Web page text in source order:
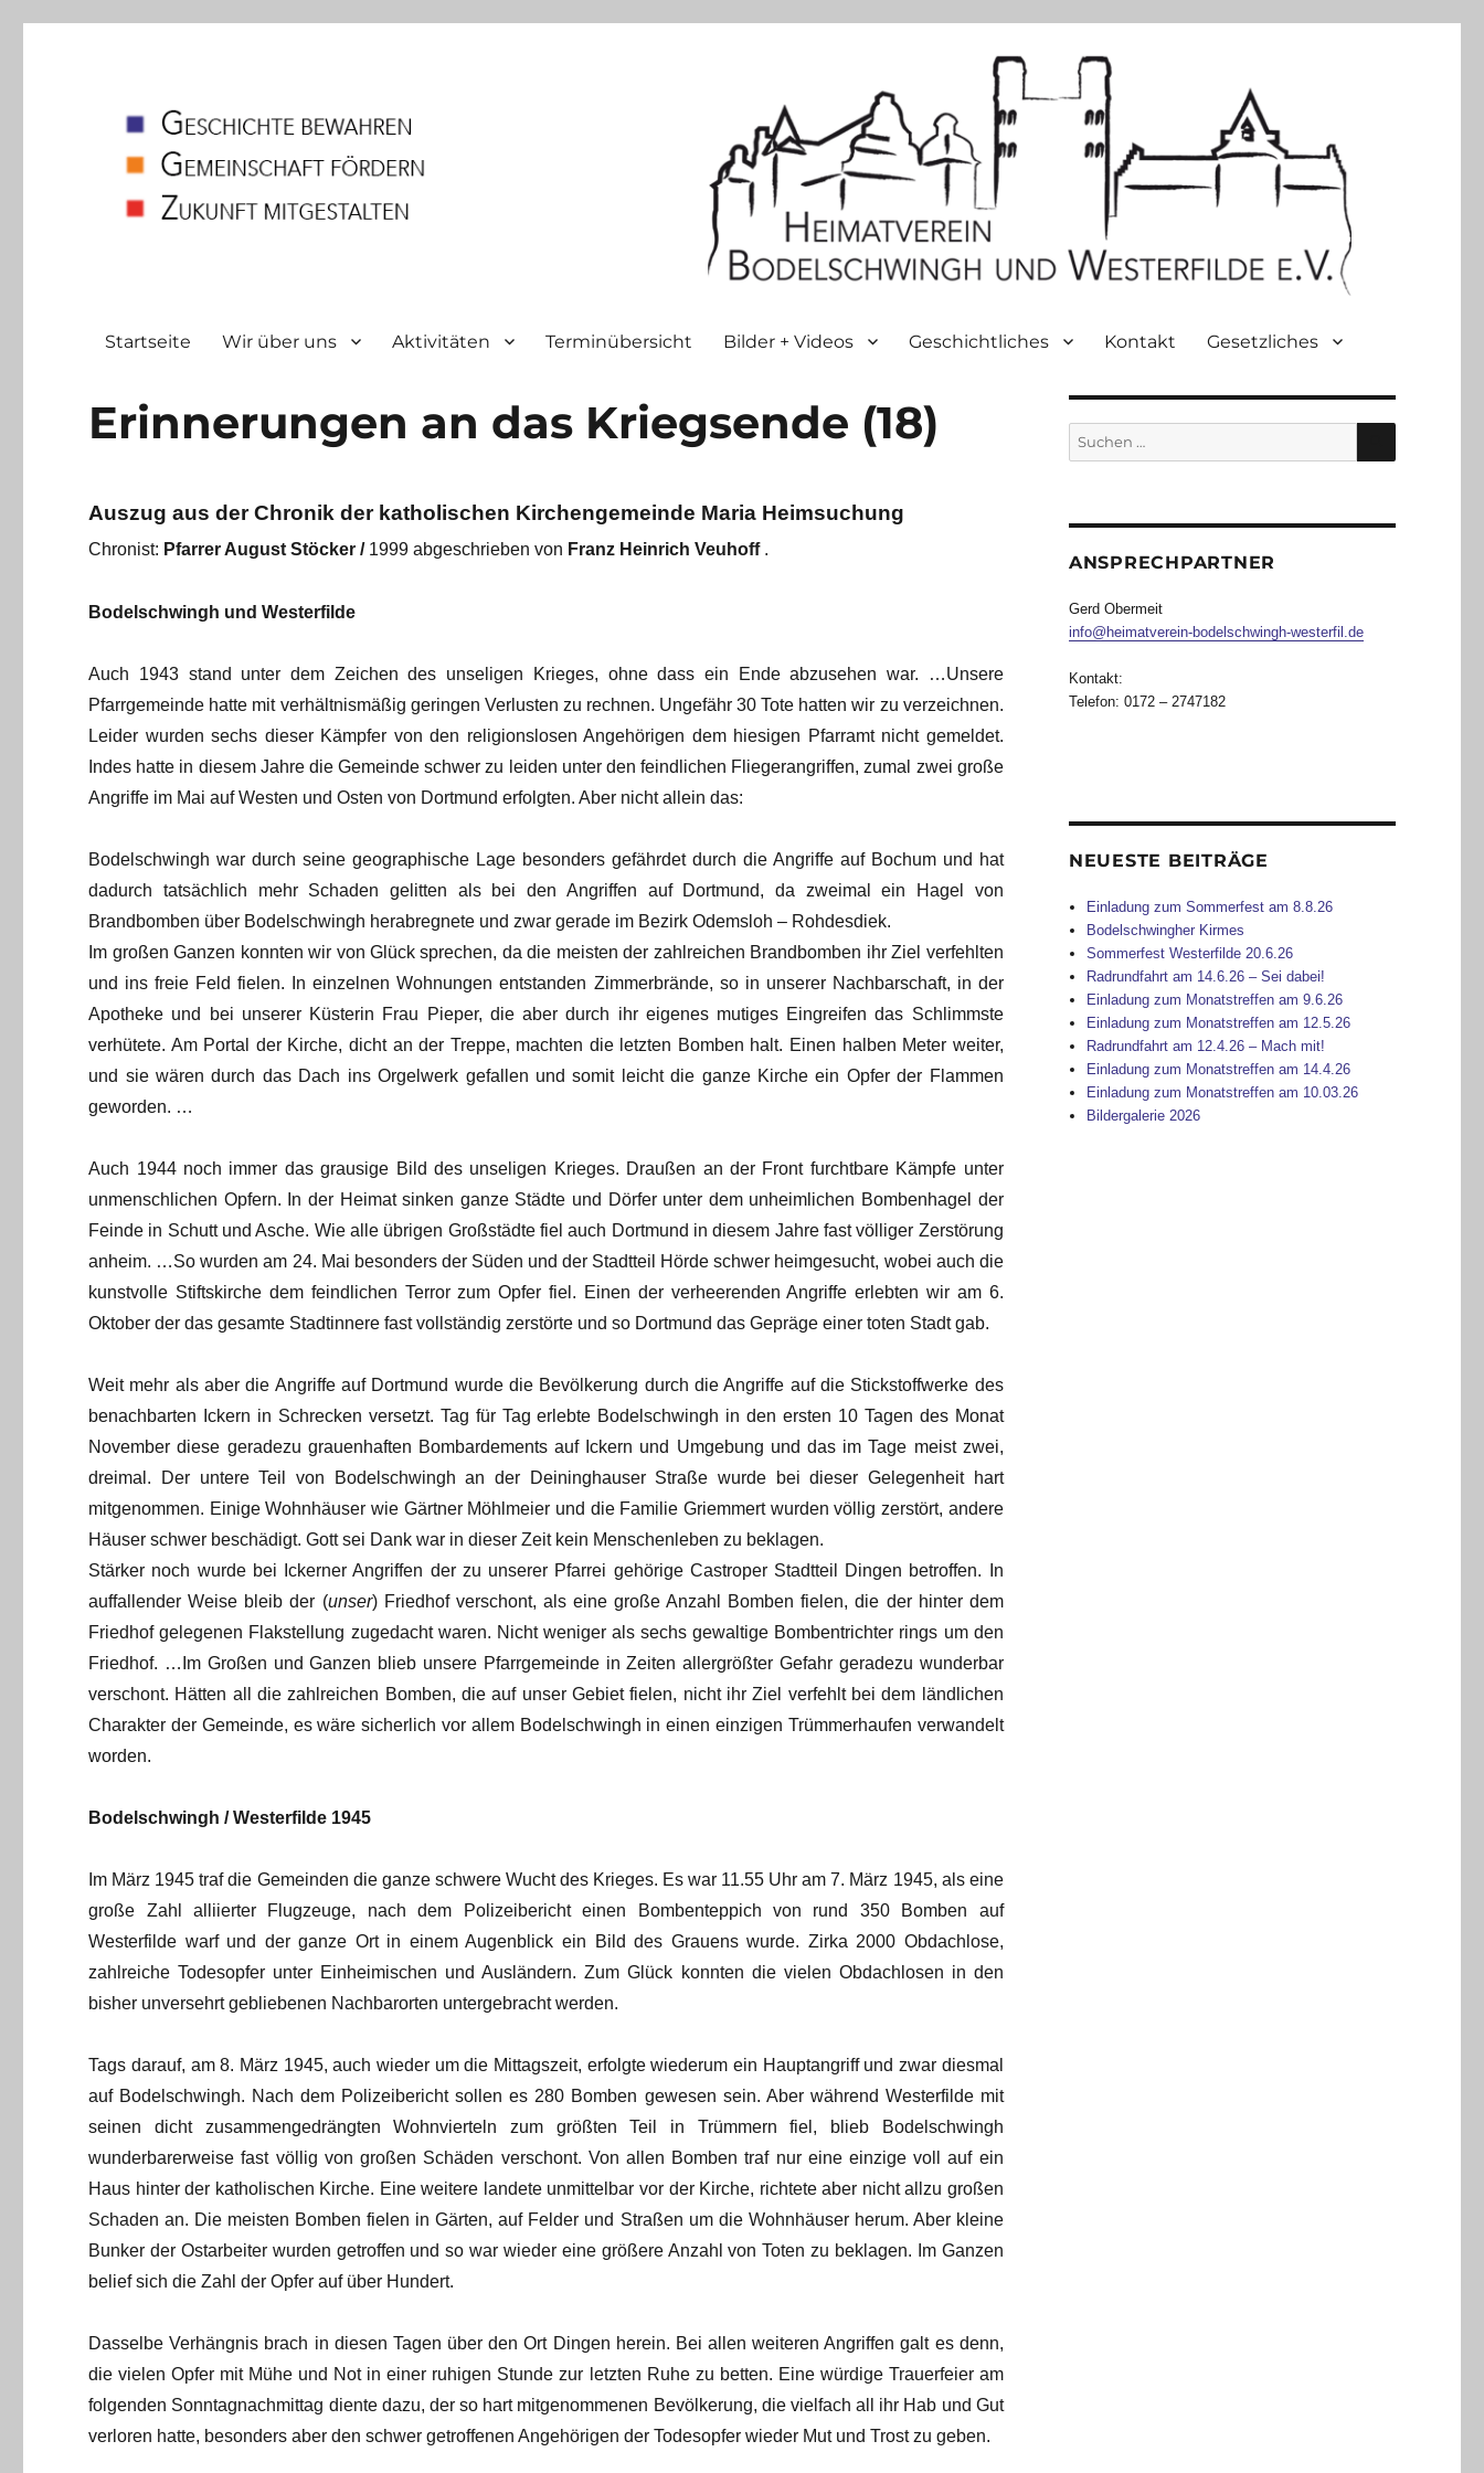
Startseite Wir über uns Aktivitäten Terminübersicht Bilder + Videos Geschichtliches Kontakt Gesetzliches
Erinnerungen an das Kriegsende (18)
Auszug aus der Chronik der katholischen Kirchengemeinde Maria Heimsuchung
Chronist: Pfarrer August Stöcker / 1999 abgeschrieben von Franz Heinrich Veuhoff.
Bodelschwingh und Westerfilde
Auch 1943 stand unter dem Zeichen des unseligen Krieges, ohne dass ein Ende abzusehen war. …Unsere
Pfarrgemeinde hatte mit verhältnismäßig geringen Verlusten zu rechnen. Ungefähr 30 Tote hatten wir zu verzeichnen.
Leider wurden sechs dieser Kämpfer von den religionslosen Angehörigen dem hiesigen Pfarramt nicht gemeldet.
Indes hatte in diesem Jahre die Gemeinde schwer zu leiden unter den feindlichen Fliegerangriffen, zumal zwei große
Angriffe im Mai auf Westen und Osten von Dortmund erfolgten. Aber nicht allein das:
Bodelschwingh war durch seine geographische Lage besonders gefährdet durch die Angriffe auf Bochum und hat
dadurch tatsächlich mehr Schaden gelitten als bei den Angriffen auf Dortmund, da zweimal ein Hagel von
Brandbomben über Bodelschwingh herabregnete und zwar gerade im Bezirk Odemsloh – Rohdesdiek.
Im großen Ganzen konnten wir von Glück sprechen, da die meisten der zahlreichen Brandbomben ihr Ziel verfehlten
und ins freie Feld fielen. In einzelnen Wohnungen entstanden Zimmerbrände, so in unserer Nachbarschaft, in der
Apotheke und bei unserer Küsterin Frau Pieper, die aber durch ihr eigenes mutiges Eingreifen das Schlimmste
verhütete. Am Portal der Kirche, dicht an der Treppe, machten die letzten Bomben halt. Einen halben Meter weiter,
und sie wären durch das Dach ins Orgelwerk gefallen und somit leicht die ganze Kirche ein Opfer der Flammen
geworden. …
Auch 1944 noch immer das grausige Bild des unseligen Krieges. Draußen an der Front furchtbare Kämpfe unter
unmenschlichen Opfern. In der Heimat sinken ganze Städte und Dörfer unter dem unheimlichen Bombenhagel der
Feinde in Schutt und Asche. Wie alle übrigen Großstädte fiel auch Dortmund in diesem Jahre fast völliger Zerstörung
anheim. …So wurden am 24. Mai besonders der Süden und der Stadtteil Hörde schwer heimgesucht, wobei auch die
kunstvolle Stiftskirche dem feindlichen Terror zum Opfer fiel. Einen der verheerenden Angriffe erlebten wir am 6.
Oktober der das gesamte Stadtinnere fast vollständig zerstörte und so Dortmund das Gepräge einer toten Stadt gab.
Weit mehr als aber die Angriffe auf Dortmund wurde die Bevölkerung durch die Angriffe auf die Stickstoffwerke des
benachbarten Ickern in Schrecken versetzt. Tag für Tag erlebte Bodelschwingh in den ersten 10 Tagen des Monat
November diese geradezu grauenhaften Bombardements auf Ickern und Umgebung und das im Tage meist zwei,
dreimal. Der untere Teil von Bodelschwingh an der Deininghauser Straße wurde bei dieser Gelegenheit hart
mitgenommen. Einige Wohnhäuser wie Gärtner Möhlmeier und die Familie Griemmert wurden völlig zerstört, andere
Häuser schwer beschädigt. Gott sei Dank war in dieser Zeit kein Menschenleben zu beklagen.
Stärker noch wurde bei Ickerner Angriffen der zu unserer Pfarrei gehörige Castroper Stadtteil Dingen betroffen. In
auffallender Weise bleib der (unser) Friedhof verschont, als eine große Anzahl Bomben fielen, die der hinter dem
Friedhof gelegenen Flakstellung zugedacht waren. Nicht weniger als sechs gewaltige Bombentrichter rings um den
Friedhof. …Im Großen und Ganzen blieb unsere Pfarrgemeinde in Zeiten allergrößter Gefahr geradezu wunderbar
verschont. Hätten all die zahlreichen Bomben, die auf unser Gebiet fielen, nicht ihr Ziel verfehlt bei dem ländlichen
Charakter der Gemeinde, es wäre sicherlich vor allem Bodelschwingh in einen einzigen Trümmerhaufen verwandelt
worden.
Bodelschwingh / Westerfilde 1945
Im März 1945 traf die Gemeinden die ganze schwere Wucht des Krieges. Es war 11.55 Uhr am 7. März 1945, als eine
große Zahl alliierter Flugzeuge, nach dem Polizeibericht einen Bombenteppich von rund 350 Bomben auf
Westerfilde warf und der ganze Ort in einem Augenblick ein Bild des Grauens wurde. Zirka 2000 Obdachlose,
zahlreiche Todesopfer unter Einheimischen und Ausländern. Zum Glück konnten die vielen Obdachlosen in den
bisher unversehrt gebliebenen Nachbarorten untergebracht werden.
Tags darauf, am 8. März 1945, auch wieder um die Mittagszeit, erfolgte wiederum ein Hauptangriff und zwar diesmal
auf Bodelschwingh. Nach dem Polizeibericht sollen es 280 Bomben gewesen sein. Aber während Westerfilde mit
seinen dicht zusammengedrängten Wohnvierteln zum größten Teil in Trümmern fiel, blieb Bodelschwingh
wunderbarerweise fast völlig von großen Schäden verschont. Von allen Bomben traf nur eine einzige voll auf ein
Haus hinter der katholischen Kirche. Eine weitere landete unmittelbar vor der Kirche, richtete aber nicht allzu großen
Schaden an. Die meisten Bomben fielen in Gärten, auf Felder und Straßen um die Wohnhäuser herum. Aber kleine
Bunker der Ostarbeiter wurden getroffen und so war wieder eine größere Anzahl von Toten zu beklagen. Im Ganzen
belief sich die Zahl der Opfer auf über Hundert.
Dasselbe Verhängnis brach in diesen Tagen über den Ort Dingen herein. Bei allen weiteren Angriffen galt es denn,
die vielen Opfer mit Mühe und Not in einer ruhigen Stunde zur letzten Ruhe zu betten. Eine würdige Trauerfeier am
folgenden Sonntagnachmittag diente dazu, der so hart mitgenommenen Bevölkerung, die vielfach all ihr Hab und Gut
verloren hatte, besonders aber den schwer getroffenen Angehörigen der Todesopfer wieder Mut und Trost zu geben.
Suche
nach:
SUCHEN
ANSPRECHPARTNER
Gerd Obermeit
info@heimatverein-bodelschwingh-westerfil.de
Kontakt:
Telefon: 0172 – 2747182
NEUESTE BEITRÄGE
Einladung zum Sommerfest am 8.8.26
Bodelschwingher Kirmes
Sommerfest Westerfilde 20.6.26
Radrundfahrt am 14.6.26 – Sei dabei!
Einladung zum Monatstreffen am 9.6.26
Einladung zum Monatstreffen am 12.5.26
Radrundfahrt am 12.4.26 – Mach mit!
Einladung zum Monatstreffen am 14.4.26
Einladung zum Monatstreffen am 10.03.26
Bildergalerie 2026